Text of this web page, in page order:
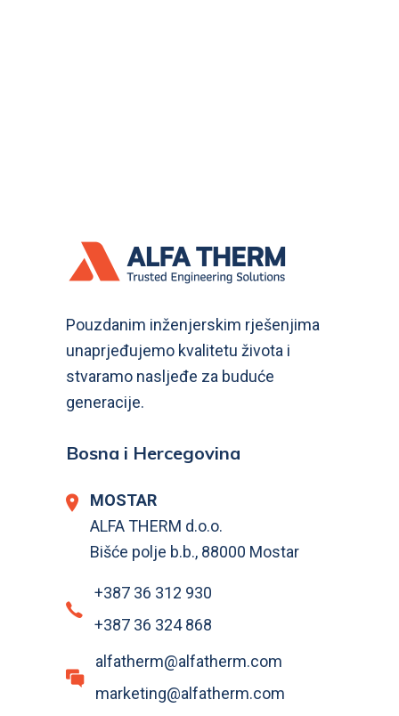
Pouzdanim inženjerskim rješenjima
unaprjeđujemo kvalitetu života i
stvaramo nasljeđe za buduće
generacije.
Bosna i Hercegovina
MOSTAR
ALFA THERM d.o.o.
Bišće polje b.b., 88000 Mostar
+387 36 312 930
+387 36 324 868
alfatherm@alfatherm.com
marketing@alfatherm.com